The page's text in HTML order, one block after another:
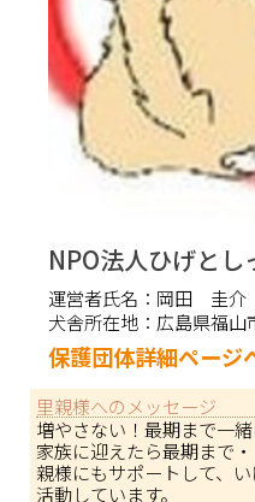
NPO法人ひげとし
運営者氏名： 岡田 圭介
犬舎所在地： 広島県福山
保護団体詳細ページ
里親様へのメッセージ
増やさない！最期まで一
家族に迎えたら最期まで
親様にもサポートして、
活動しています。